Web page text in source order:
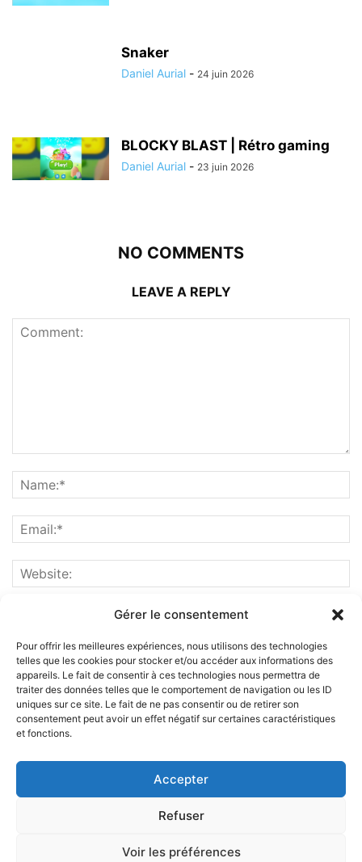
Gérer le consentement
Pour offrir les meilleures expériences, nous utilisons des technologies
telles que les cookies pour stocker et/ou accéder aux informations des
appareils. Le fait de consentir à ces technologies nous permettra de
traiter des données telles que le comportement de navigation ou les ID
uniques sur ce site. Le fait de ne pas consentir ou de retirer son
consentement peut avoir un effet négatif sur certaines caractéristiques
et fonctions.
Accepter
Refuser
Voir les préférences
Snaker
Daniel Aurial - 24 juin 2026
BLOCKY BLAST | Rétro gaming
Daniel Aurial - 23 juin 2026
NO COMMENTS
LEAVE A REPLY
ABOUT US
FOLLOW US